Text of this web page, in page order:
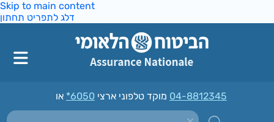
Skip to main content
דלג לתפריט תחתון
מוקד טלפוני ארצי *6050 04-8812345